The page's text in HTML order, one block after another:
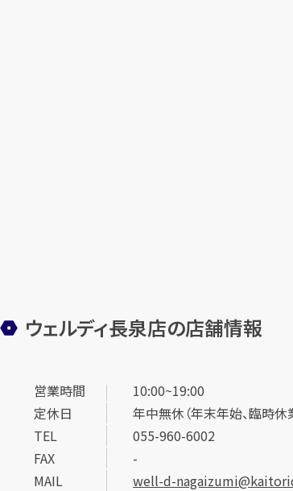
ウェルディ長泉店の店舗情報
営業時間
10:00~19:00
定休日
年中無休（年末年始、臨時休
TEL
055-960-6002
FAX
-
MAIL
well-d-